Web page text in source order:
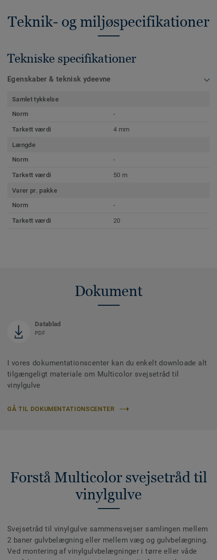
Teknik- og miljøspecifikationer
Tekniske specifikationer
Egenskaber & teknisk ydeevne
Samlet tykkelse
Norm
-
Tarkett værdi 4 mm
Længde
Norm
-
Tarkett værdi 50 m
Varer pr. pakke
Norm
-
Tarkett værdi 20
Dokument
Datablad
PDF
I vores dokumentationscenter kan du enkelt downloade alt
tilgængeligt materiale om Multicolor svejsetråd til
vinylgulve
GÅ TIL DOKUMENTATIONSCENTER
Forstå Multicolor svejsetråd til
vinylgulve
Svejsetråd til vinylgulve sammensvejser samlingen mellem
2 baner gulvbelægning eller mellem væg og gulvbelægning.
Ved montering af vinylgulvbelægninger i tørre eller våde